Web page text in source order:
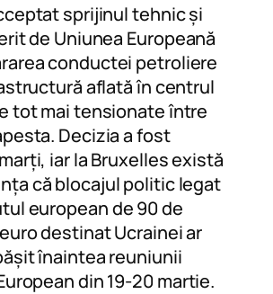
sprijinul tehnic și
de Uniunea Europeană
conductei petroliere
aflată în centrul
tot mai tensionate între
Decizia a fost
iar la Bruxelles există
că blocajul politic legat
european de 90 de
destinat Ucrainei ar
înaintea reuniunii
din 19-20 martie.